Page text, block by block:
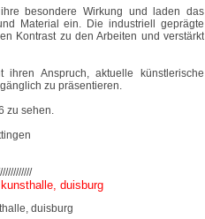
besondere Wirkung und laden das
Material ein. Die industriell geprägte
Kontrast zu den Arbeiten und verstärkt
ihren Anspruch, aktuelle künstlerische
zu präsentieren.
zu sehen.
duisburg
duisburg